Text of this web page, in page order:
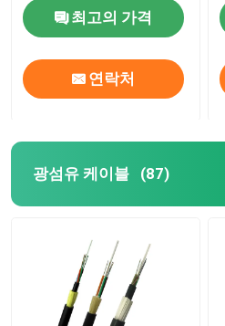
최고의 가격
연락처
광섬유 케이블 (87)